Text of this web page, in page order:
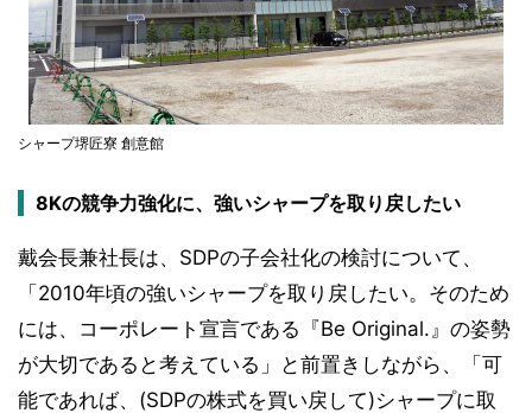
シャープ堺匠寮 創意館
8Kの競争力強化に、強いシャープを取り戻したい
戴会長兼社長は、SDPの子会社化の検討について、
「2010年頃の強いシャープを取り戻したい。そのため
には、コーポレート宣言である『Be Original.』の姿勢
が大切であると考えている」と前置きしながら、「可
能であれば、(SDPの株式を買い戻して)シャープに取